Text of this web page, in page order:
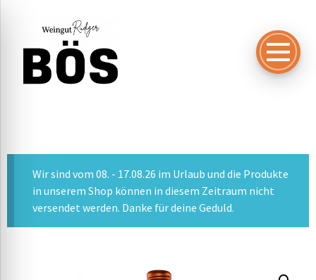
Wir sind vom 08. - 17.08.26 im Urlaub und die Produkte
in unserem Shop können in diesem Zeitraum nicht
versendet werden. Danke für deine Geduld.